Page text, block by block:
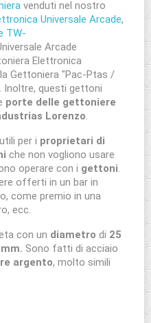
venduti nel nostro
Universale Arcade,
TW-
Arcade
Elettronica
Gettoniera "Pac-Ptas /
Inoltre, questi gettoni
porte delle gettoniere
Lorenzo.
per i proprietari di
che non vogliono usare
operare con i gettoni.
offerti in un bar in
come premio in una
ecc.
con un diametro di 25
Sono fatti di acciaio
argento, molto simili